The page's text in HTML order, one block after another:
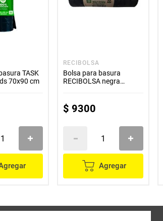
TASK
70x90 cm
RECIBOLSA
Bolsa para basura
RECIBOLSA negra
$ 9300
Agregar